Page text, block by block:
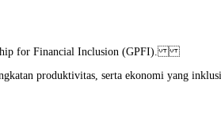
for Financial Inclusion (GPFI).
produktivitas, serta ekonomi yang